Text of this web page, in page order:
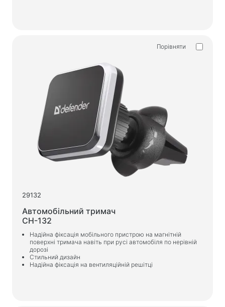
Порівняти
29132
Автомобільний тримач
CH-132
Надійна фіксація мобільного пристрою на магнітній
поверхні тримача навіть при русі автомобіля по нерівній
дорозі
Стильний дизайн
Надійна фіксація на вентиляційній решітці